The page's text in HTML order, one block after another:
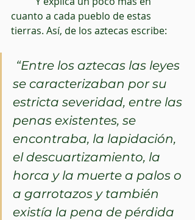
cuanto a cada pueblo de estas
tierras. Así, de los aztecas escribe:
“Entre los aztecas las leyes
se caracterizaban por su
estricta severidad, entre las
penas existentes, se
encontraba, la lapidación,
el descuartizamiento, la
horca y la muerte a palos o
a garrotazos y también
existía la pena de pérdida